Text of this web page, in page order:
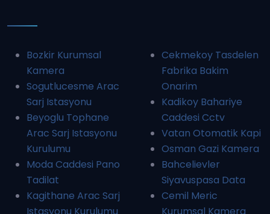
Bozkir Kurumsal
Kamera
Sogutlucesme Arac
Sarj Istasyonu
Beyoglu Tophane
Arac Sarj Istasyonu
Kurulumu
Moda Caddesi Pano
Tadilat
Kagithane Arac Sarj
Cekmekoy Tasdelen
Fabrika Bakim
Onarim
Kadikoy Bahariye
Caddesi Cctv
Vatan Otomatik Kapi
Osman Gazi Kamera
Bahcelievler
Siyavuspasa Data
Cemil Meric